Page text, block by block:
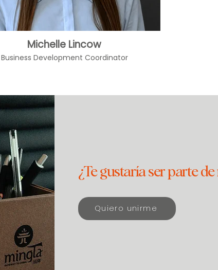
Michelle Lincow
Business Development Coordinator
¿Te gustaría ser parte
Quiero unirme